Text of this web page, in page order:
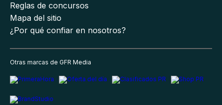
Reglas de concursos
Mapa del sitio
¿Por qué confiar en nosotros?
Otras marcas de GFR Media